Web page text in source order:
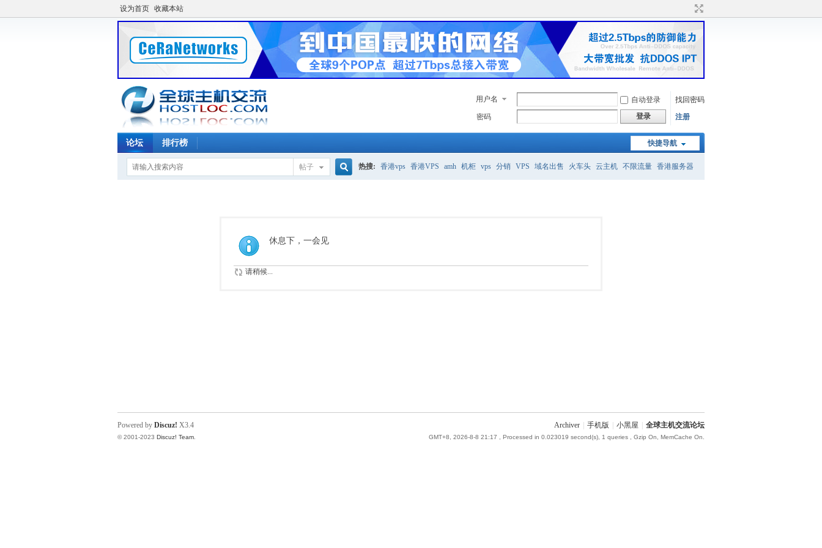
设为首页 收藏本站
用户名 自动登录
找回密码
密码
登录 注册
快捷导航
论坛 排行榜
帖子 热搜: 香港vps 香港VPS amh 机柜 vps 分销 VPS 域名出售 火车头 云主机 不限流量 香港服务器
休息下，一会见
请稍候...
Archiver 手机版 小黑屋 全球主机交流论坛
GMT+8, 2026-8-8 21:17 , Processed in 0.023019 second(s), 1 queries , Gzip On, MemCache On.
Powered by Discuz! X3.4
© 2001-2023 Discuz! Team